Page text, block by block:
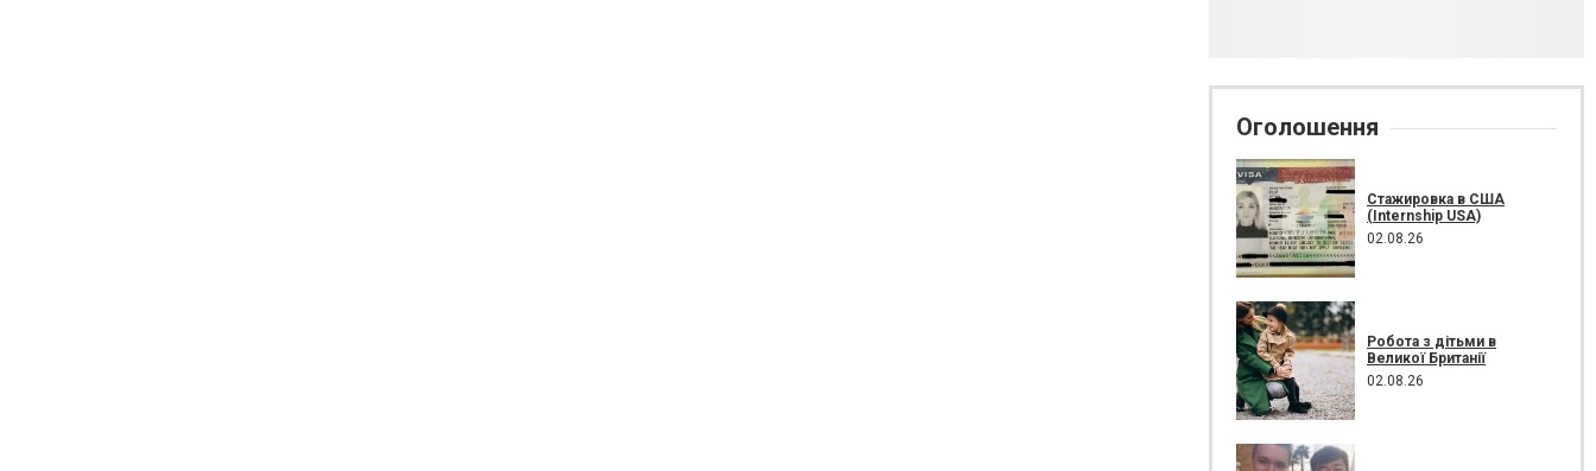
Оголошення
Стажировка в США
(Internship USA)
02.08.26
Робота з дітьми в
Великої Британії
02.08.26